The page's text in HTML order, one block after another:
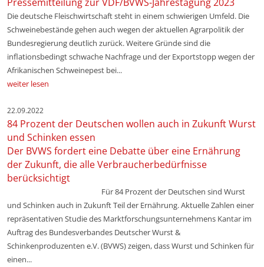
Die deutsche Fleischwirtschaft steht in einem schwierigen Umfeld. Die
Schweinebestände gehen auch wegen der aktuellen Agrarpolitik der
Bundesregierung deutlich zurück. Weitere Gründe sind die
inflationsbedingt schwache Nachfrage und der Exportstopp wegen der
Afrikanischen Schweinepest bei...
weiter lesen
22.09.2022
84 Prozent der Deutschen wollen auch in Zukunft Wurst
und Schinken essen
Der BVWS fordert eine Debatte über eine Ernährung
der Zukunft, die alle Verbraucherbedürfnisse
berücksichtigt
Für 84 Prozent der Deutschen sind Wurst
und Schinken auch in Zukunft Teil der Ernährung. Aktuelle Zahlen einer
repräsentativen Studie des Marktforschungsunternehmens Kantar im
Auftrag des Bundesverbandes Deutscher Wurst &
Schinkenproduzenten e.V. (BVWS) zeigen, dass Wurst und Schinken für
einen...